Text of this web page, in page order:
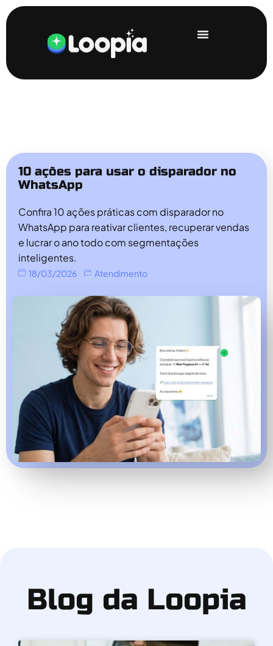
10 ações para usar o disparador no
WhatsApp
Confira 10 ações práticas com disparador no
WhatsApp para reativar clientes, recuperar vendas
e lucrar o ano todo com segmentações
inteligentes.
18/03/2026 Atendimento
Blog da Loopia